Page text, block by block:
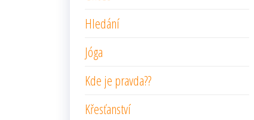
Hledání
Jóga
Kde je pravda??
Křesťanství